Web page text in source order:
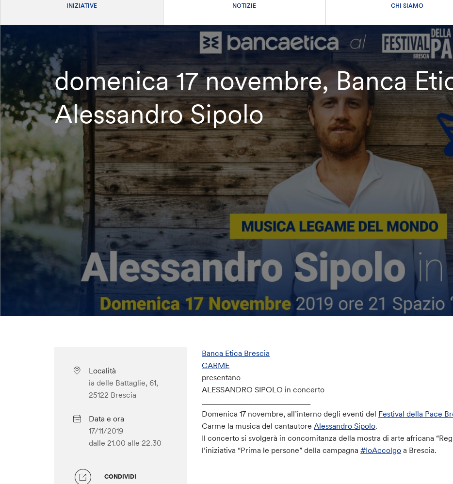
INIZIATIVE NOTIZIE CHI SIAMO
domenica 17 novembre, Banca
Alessandro Sipolo
Località
ia delle Battaglie, 61,
25122 Brescia
Data e ora
17/11/2019
dalle 21.00 alle 22.30
CONDIVIDI
Banca Etica Brescia
CARME
presentano
ALESSANDRO SIPOLO in concerto
Domenica 17 novembre, all’interno degli eventi del Festival della Pace
Carme la musica del cantautoreAlessandro Sipolo.
Il concerto si svolgerà in concomitanza della mostra di arte africana
l’iniziativa “Prima le persone” della campagna#IoAccolgo a Brescia.